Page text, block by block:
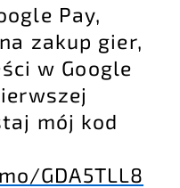
Pay,
zakup gier,
w Google
mój kod
GDA5TLL8